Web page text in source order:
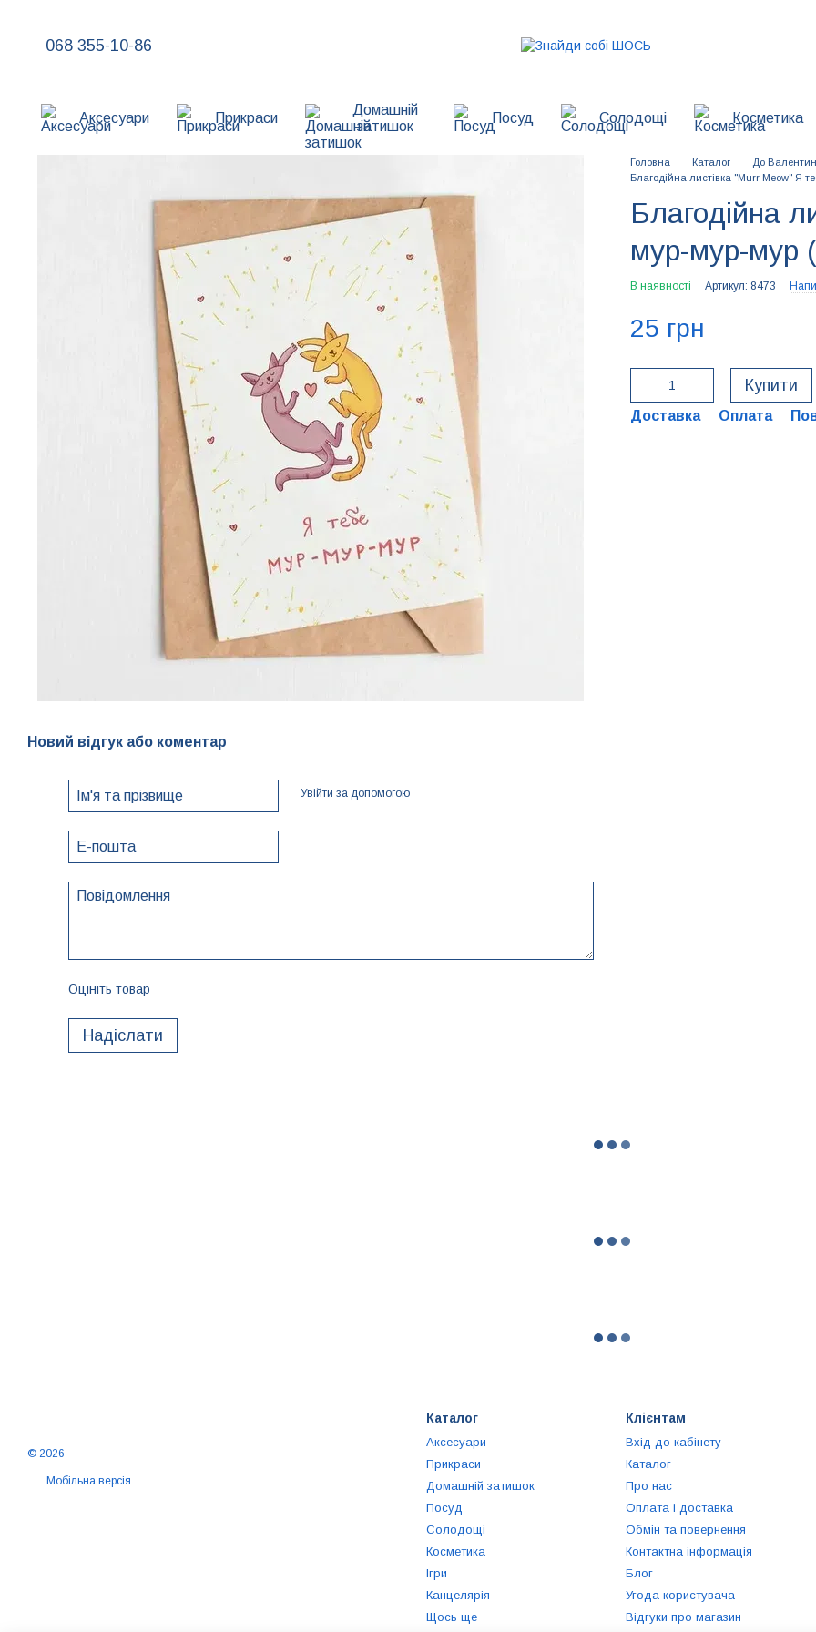
068 355-10-86
Аксесуари Прикраси
Домашній
затишок
Посуд Солодощі Косметика
Новий відгук або коментар
Увійти за допомогою
Оцініть товар
Надіслати
Головна Каталог До
Благодійна листівка "Murr Meow" Я
Благодійна
мур-мур-мур
В наявності Артикул: 8473
25 грн
Купити
Доставка Оплата
© 2026
Мобільна версія
Каталог
Аксесуари
Прикраси
Домашній затишок
Посуд
Солодощі
Косметика
Ігри
Канцелярія
Щось ще
Клієнтам
Вхід до кабінету
Каталог
Про нас
Оплата і доставка
Обмін та повернення
Контактна інформація
Блог
Угода користувача
Відгуки про магазин